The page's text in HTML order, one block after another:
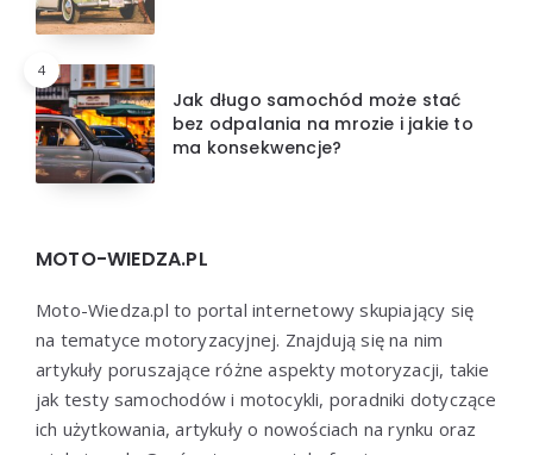
4
Jak długo samochód może stać
bez odpalania na mrozie i jakie to
ma konsekwencje?
MOTO-WIEDZA.PL
Moto-Wiedza.pl to portal internetowy skupiający się
na tematyce motoryzacyjnej. Znajdują się na nim
artykuły poruszające różne aspekty motoryzacji, takie
jak testy samochodów i motocykli, poradniki dotyczące
ich użytkowania, artykuły o nowościach na rynku oraz